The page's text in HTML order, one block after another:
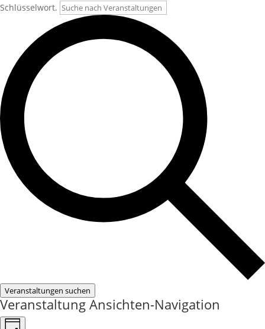
Schlüsselwort.
Veranstaltungen suchen
Veranstaltung Ansichten-Navigation